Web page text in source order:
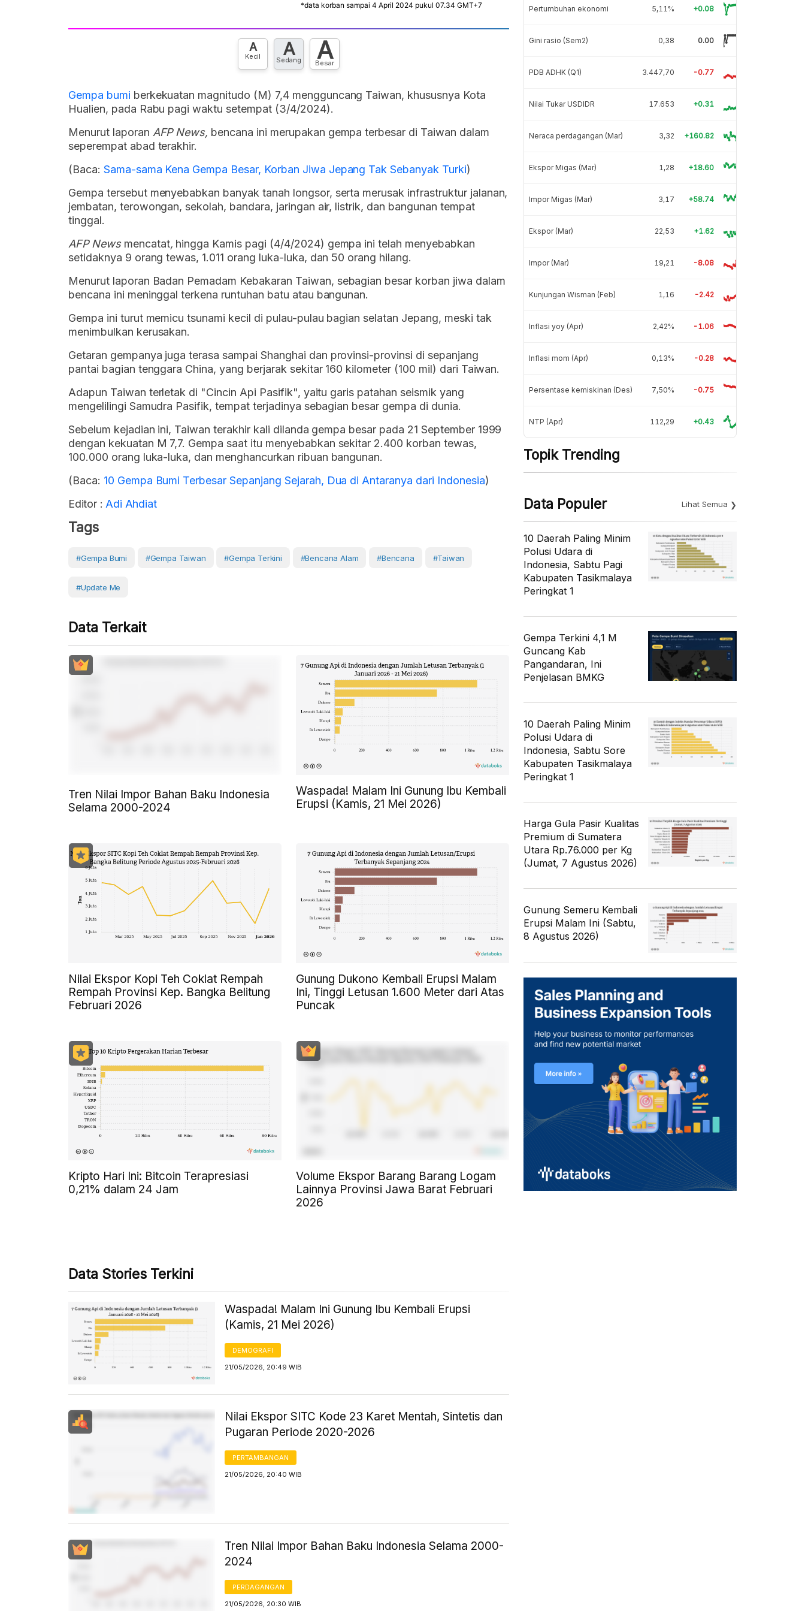
A
Kecil A
Sedang A
Besar
Gempa bumi berkekuatan magnitudo (M) 7,4 mengguncang Taiwan, khususnya Kota
Hualien, pada Rabu pagi waktu setempat (3/4/2024).
Menurut laporan AFP News, bencana ini merupakan gempa terbesar di Taiwan dalam
seperempat abad terakhir.
(Baca: Sama-sama Kena Gempa Besar, Korban Jiwa Jepang Tak Sebanyak Turki)
Gempa tersebut menyebabkan banyak tanah longsor, serta merusak infrastruktur jalanan,
jembatan, terowongan, sekolah, bandara, jaringan air, listrik, dan bangunan tempat
tinggal.
AFP Newsmencatat, hingga Kamis pagi (4/4/2024) gempa ini telah menyebabkan
setidaknya 9 orang tewas, 1.011 orang luka-luka, dan 50 orang hilang.
Menurut laporan Badan Pemadam Kebakaran Taiwan, sebagian besar korban jiwa dalam
bencana ini meninggal terkena runtuhan batu atau bangunan.
Gempa ini turut memicu tsunami kecil di pulau-pulau bagian selatan Jepang, meski tak
menimbulkan kerusakan.
Getaran gempanya juga terasa sampai Shanghai dan provinsi-provinsi di sepanjang
pantai bagian tenggara China, yang berjarak sekitar 160 kilometer (100 mil) dari Taiwan.
Adapun Taiwan terletak di "Cincin Api Pasifik", yaitu garis patahan seismik yang
mengelilingi Samudra Pasifik, tempat terjadinya sebagian besar gempa di dunia.
Sebelum kejadian ini, Taiwan terakhir kali dilanda gempa besar pada 21 September 1999
dengan kekuatan M 7,7. Gempa saat itu menyebabkan sekitar 2.400 korban tewas,
100.000 orang luka-luka, dan menghancurkan ribuan bangunan.
(Baca: 10 Gempa Bumi Terbesar Sepanjang Sejarah, Dua di Antaranya dari Indonesia)
Editor : Adi Ahdiat
Tags
#Gempa Bumi #gempa Taiwan #Gempa Terkini #Bencana Alam #bencana #Taiwan
#Update Me
Data Terkait
Tren Nilai Impor Bahan Baku Indonesia
Selama 2000-2024
Waspada! Malam Ini Gunung Ibu Kembali
Erupsi (Kamis, 21 Mei 2026)
Nilai Ekspor Kopi Teh Coklat Rempah
Rempah Provinsi Kep. Bangka Belitung
Februari 2026
Gunung Dukono Kembali Erupsi Malam
Ini, Tinggi Letusan 1.600 Meter dari Atas
Puncak
Kripto Hari Ini: Bitcoin Terapresiasi
0,21% dalam 24 Jam
Volume Ekspor Barang Barang Logam
Lainnya Provinsi Jawa Barat Februari
2026
Data Stories Terkini
Waspada! Malam Ini Gunung Ibu Kembali Erupsi
(Kamis, 21 Mei 2026)
DEMOGRAFI
21/05/2026, 20:49 WIB
Nilai Ekspor SITC Kode 23 Karet Mentah, Sintetis dan
Pugaran Periode 2020-2026
PERTAMBANGAN
21/05/2026, 20:40 WIB
Tren Nilai Impor Bahan Baku Indonesia Selama 2000-
2024
PERDAGANGAN
21/05/2026, 20:30 WIB
Pertumbuhan ekonomi 5,11% +0.08
Gini rasio (Sem2) 0,38 0.00
PDB ADHK (Q1) 3.447,70 -0.77
Nilai Tukar USDIDR 17.653 +0.31
Neraca perdagangan (Mar) 3,32 +160.82
Ekspor Migas (Mar) 1,28 +18.60
Impor Migas (Mar) 3,17 +58.74
Ekspor (Mar) 22,53 +1.62
Impor (Mar) 19,21 -8.08
Kunjungan Wisman (Feb) 1,16 -2.42
Inflasi yoy (Apr) 2,42% -1.06
Inflasi mom (Apr) 0,13% -0.28
Persentase kemiskinan (Des) 7,50% -0.75
NTP (Apr) 112,29 +0.43
Topik Trending
Data Populer Lihat Semua
10 Daerah Paling Minim
Polusi Udara di
Indonesia, Sabtu Pagi
Kabupaten Tasikmalaya
Peringkat 1
Gempa Terkini 4,1 M
Guncang Kab
Pangandaran, Ini
Penjelasan BMKG
10 Daerah Paling Minim
Polusi Udara di
Indonesia, Sabtu Sore
Kabupaten Tasikmalaya
Peringkat 1
Harga Gula Pasir Kualitas
Premium di Sumatera
Utara Rp.76.000 per Kg
(Jumat, 7 Agustus 2026)
Gunung Semeru Kembali
Erupsi Malam Ini (Sabtu,
8 Agustus 2026)